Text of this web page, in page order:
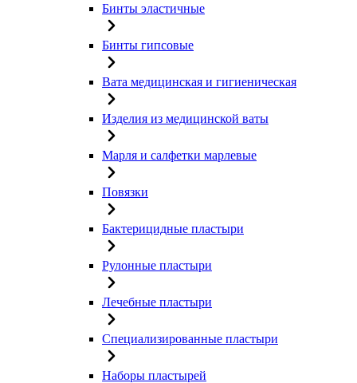
Бинты эластичные
Бинты гипсовые
Вата медицинская и гигиеническая
Изделия из медицинской ваты
Марля и салфетки марлевые
Повязки
Бактерицидные пластыри
Рулонные пластыри
Лечебные пластыри
Специализированные пластыри
Наборы пластырей